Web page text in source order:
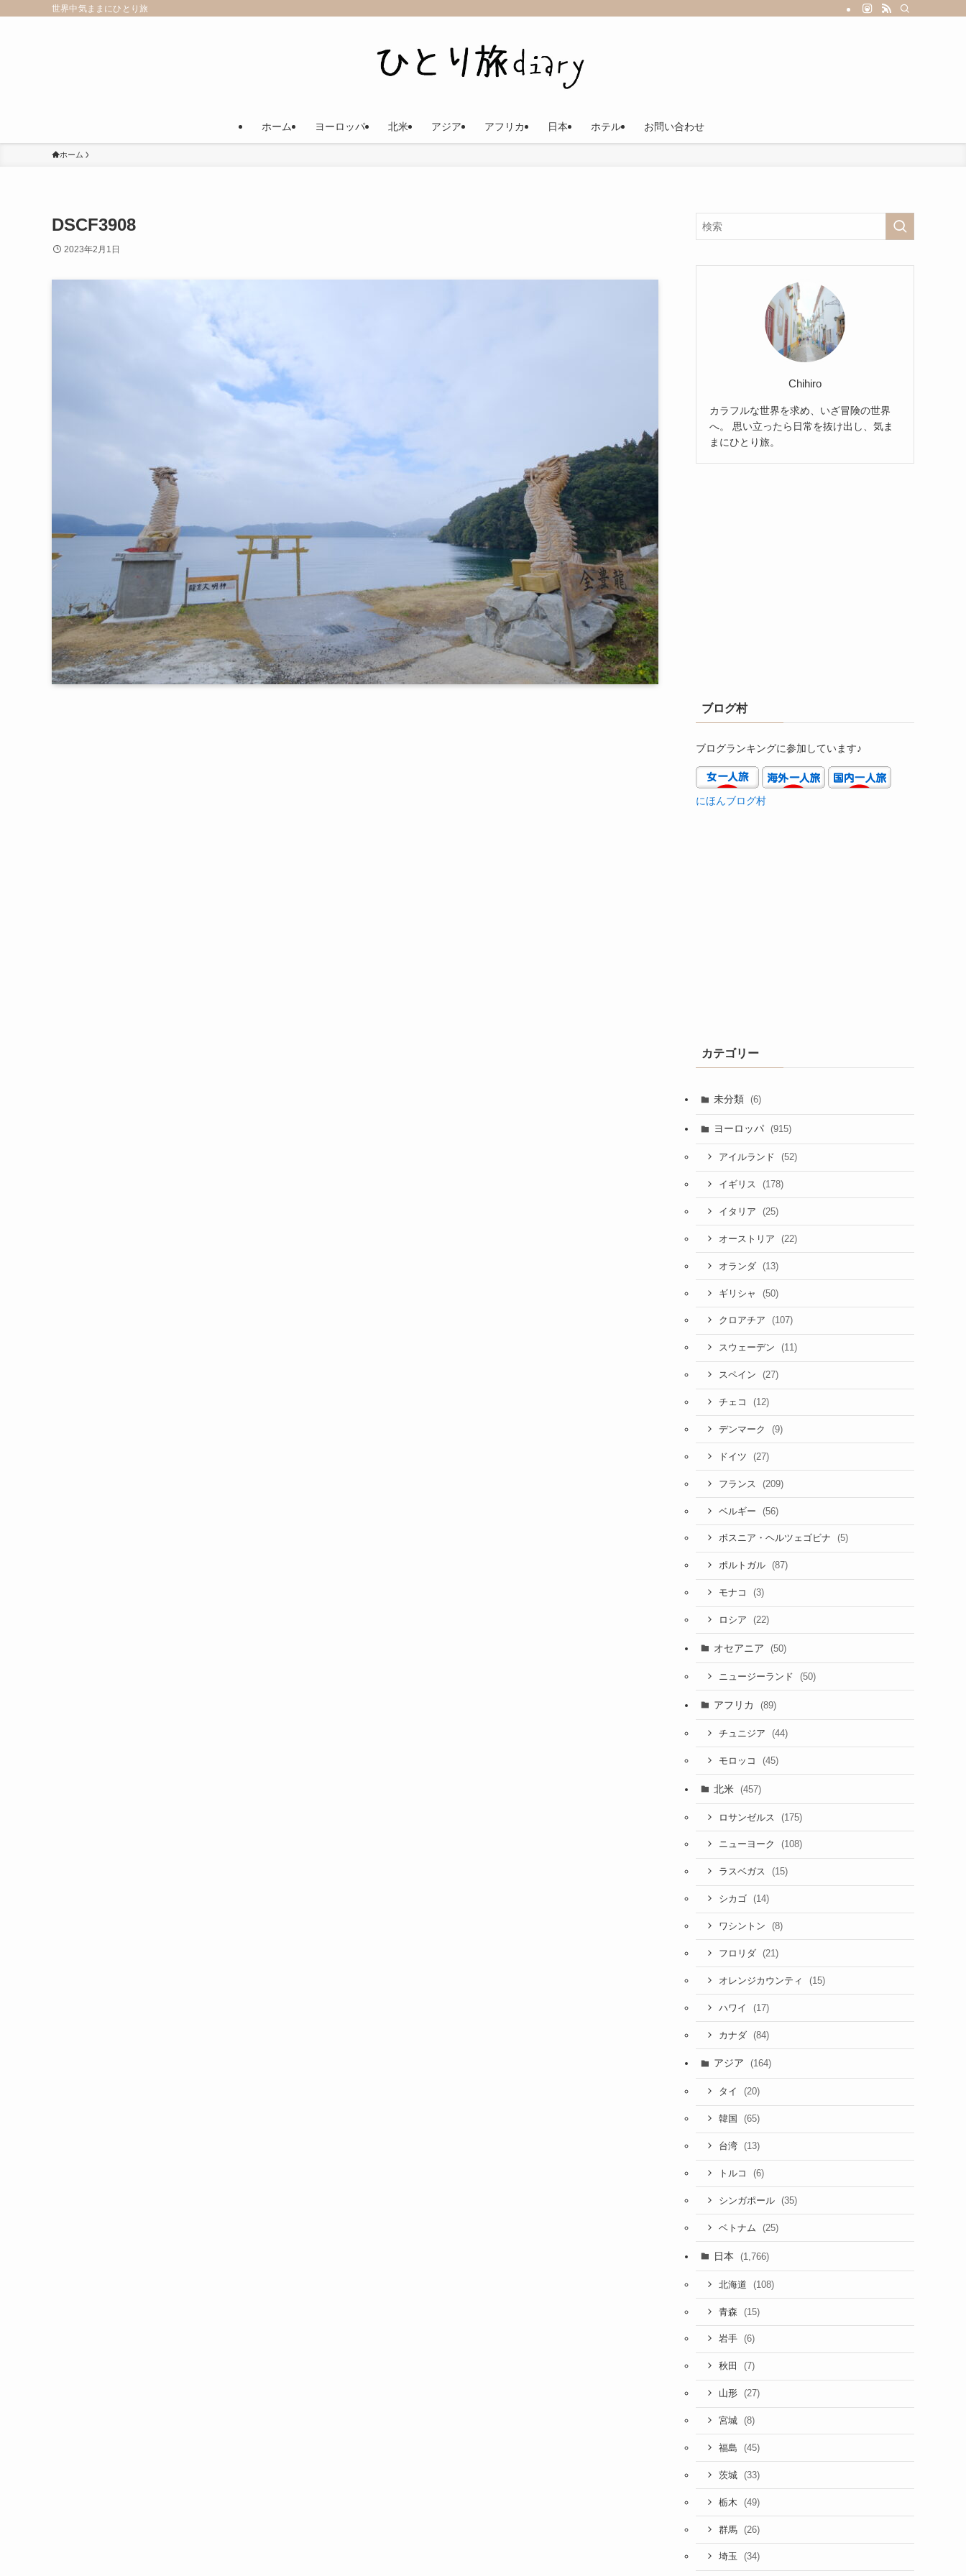
世界中気ままにひとり旅
ホーム ヨーロッパ 北米 アジア アフリカ 日本 ホテル お問い合わせ
ホーム
DSCF3908
2023年2月1日
Chihiro
カラフルな世界を求め、いざ冒険の世界
へ。 思い立ったら日常を抜け出し、気ま
まにひとり旅。
ブログ村
ブログランキングに参加しています♪
にほんブログ村
カテゴリー
未分類 (6)
ヨーロッパ (915)
アイルランド (52)
イギリス (178)
イタリア (25)
オーストリア (22)
オランダ (13)
ギリシャ (50)
クロアチア (107)
スウェーデン (11)
スペイン (27)
チェコ (12)
デンマーク (9)
ドイツ (27)
フランス (209)
ベルギー (56)
ボスニア・ヘルツェゴビナ (5)
ポルトガル (87)
モナコ (3)
ロシア (22)
オセアニア (50)
ニュージーランド (50)
アフリカ (89)
チュニジア (44)
モロッコ (45)
北米 (457)
ロサンゼルス (175)
ニューヨーク (108)
ラスベガス (15)
シカゴ (14)
ワシントン (8)
フロリダ (21)
オレンジカウンティ (15)
ハワイ (17)
カナダ (84)
アジア (164)
タイ (20)
韓国 (65)
台湾 (13)
トルコ (6)
シンガポール (35)
ベトナム (25)
日本 (1,766)
北海道 (108)
青森 (15)
岩手 (6)
秋田 (7)
山形 (27)
宮城 (8)
福島 (45)
茨城 (33)
栃木 (49)
群馬 (26)
埼玉 (34)